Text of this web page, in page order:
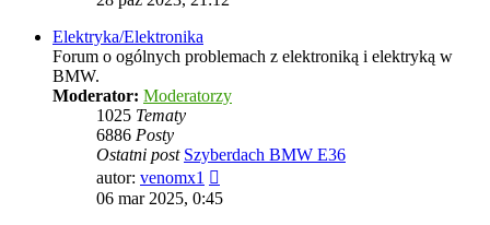
Elektryka/Elektronika
Forum o ogólnych problemach z elektroniką i elektryką w
BMW.
Moderator: Moderatorzy
1025 Tematy
6886 Posty
Ostatni post Szyberdach BMW E36
autor: venomx1
najnowszy
06 mar 2025, 0:45